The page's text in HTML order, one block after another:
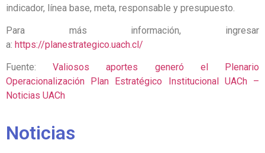
indicador, línea base, meta, responsable y presupuesto.
Para más información, ingresar
a: https://planestrategico.uach.cl/
Fuente:Valiosos aportes generó el Plenario
Operacionalización Plan Estratégico Institucional UACh –
Noticias UACh
Noticias